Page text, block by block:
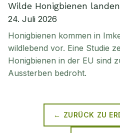
Wilde Honigbienen
24. Juli 2026
Honigbienen kommen in
wildlebend vor. Eine Studie
Honigbienen in der EU sind
Aussterben bedroht.
← ZURÜCK ZU